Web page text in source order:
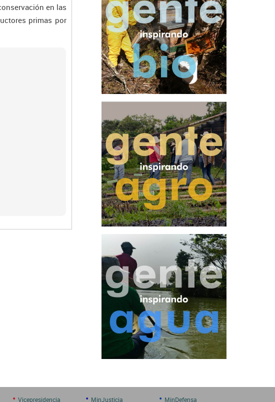
en las
primas por
• Vicepresidencia • MinJusticia • MinDefensa